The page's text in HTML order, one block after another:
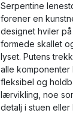
Serpentine
forener en
designet hviler
formede skallet
lyset. Putens
alle
fleksibel og
lærvikling, noe
detalj i stuen eller